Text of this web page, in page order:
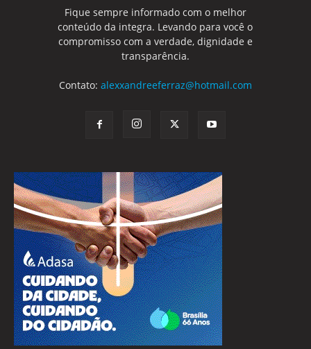
Fique sempre informado com o melhor
conteúdo da integra. Levando para você o
compromisso com a verdade, dignidade e
transparência.
Contato: alexxandreeferraz@hotmail.com